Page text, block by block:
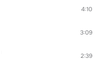
4:10
3:09
2:39